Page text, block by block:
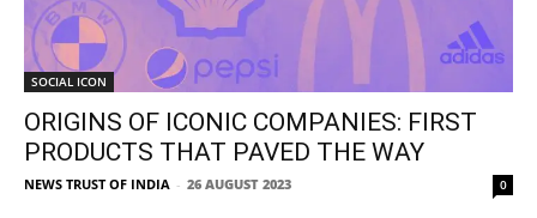
SOCIAL ICON
ORIGINS OF ICONIC COMPANIES: FIRST
PRODUCTS THAT PAVED THE WAY
NEWS TRUST OF INDIA - 26 AUGUST 2023 0